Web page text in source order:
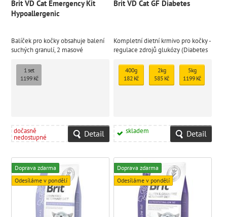
Brit VD Cat Emergency Kit
Hypoallergenic
Balíček pro kočky obsahuje balení
suchých granulí, 2 masové
digitální váhu
1 set
1199 Kč
dočasně
nedostupné Detail
Brit VD Cat GF Diabetes
Kompletní dietní krmivo pro kočky -
regulace zdrojů glukózy (Diabetes
400g
182 Kč
2kg
585 Kč
5kg
1199 Kč
skladem Detail
Doprava zdarma
Odesíláme v pondělí
Doprava zdarma
Odesíláme v pondělí